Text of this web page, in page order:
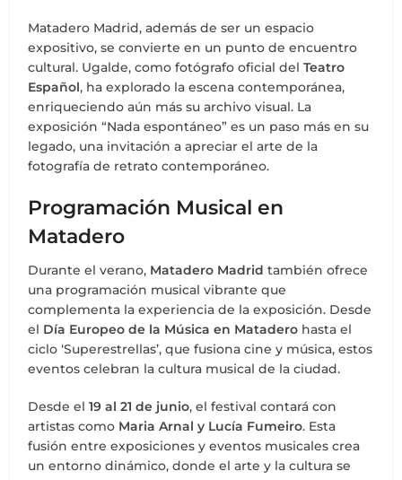
Matadero Madrid, además de ser un espacio
expositivo, se convierte en un punto de encuentro
cultural. Ugalde, como fotógrafo oficial delTeatro
Español, ha explorado la escena contemporánea,
enriqueciendo aún más su archivo visual. La
exposición “Nada espontáneo” es un paso más en su
legado, una invitación a apreciar el arte de la
fotografía de retrato contemporáneo.
Programación Musical en
Matadero
Durante el verano, Matadero Madrid también ofrece
una programación musical vibrante que
complementa la experiencia de la exposición. Desde
el Día Europeo de la Música en Matadero hasta el
ciclo ‘Superestrellas’, que fusiona cine y música, estos
eventos celebran la cultura musical de la ciudad.
Desde el19 al 21 de junio, el festival contará con
artistas como Maria Arnal y Lucía Fumeiro. Esta
fusión entre exposiciones y eventos musicales crea
un entorno dinámico, donde el arte y la cultura se